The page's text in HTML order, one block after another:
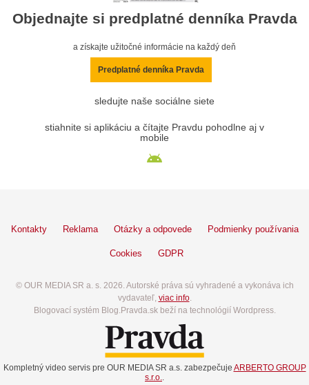
Objednajte si predplatné denníka Pravda
a získajte užitočné informácie na každý deň
Predplatné denníka Pravda
sledujte naše sociálne siete
stiahnite si aplikáciu a čítajte Pravdu pohodlne aj v
mobile
Kontakty Reklama Otázky a odpovede Podmienky používania
Cookies GDPR
© OUR MEDIA SR a. s. 2026. Autorské práva sú vyhradené a vykonáva ich
vydavateľ, viac info.
Blogovací systém Blog.Pravda.sk beží na technológií Wordpress.
Kompletný video servis pre OUR MEDIA SR a.s. zabezpečuje ARBERTO GROUP
s.r.o..